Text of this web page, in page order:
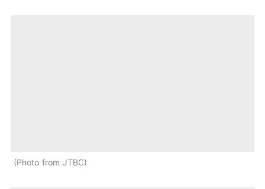
Photo from JTBC